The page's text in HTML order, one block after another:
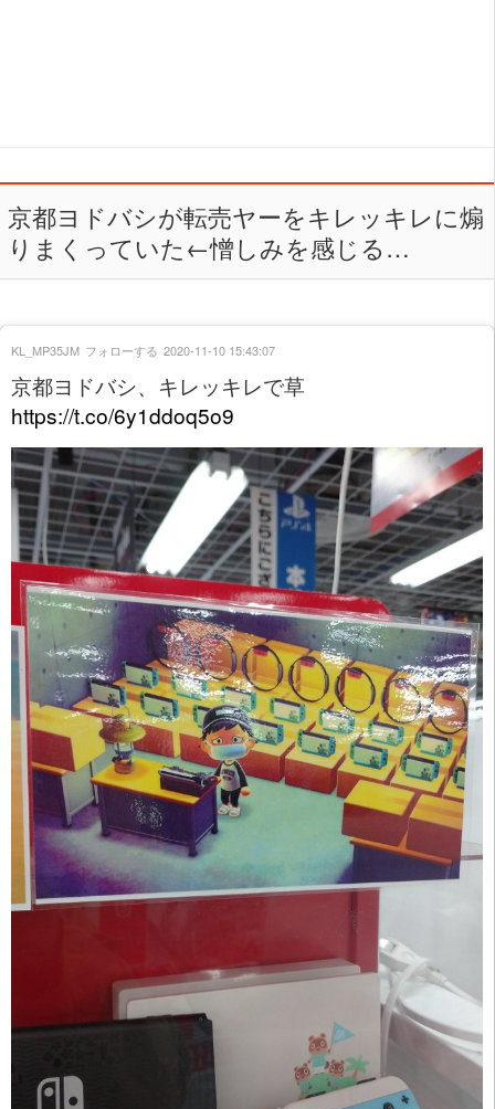
京都ヨドバシが転売ヤーをキレッキレに煽
りまくっていた←憎しみを感じる…
京都ヨドバシ、キレッキレで草
https://t.co/6y1ddoq5o9
KL_MP35JM フォローする 2020-11-10 15:43:07